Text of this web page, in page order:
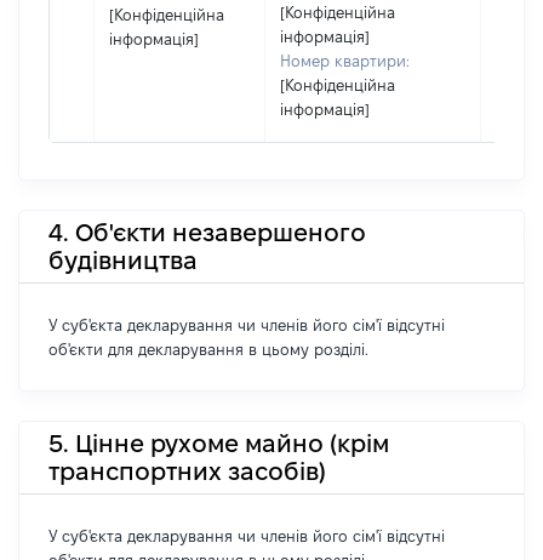
[Конфіденційна
інформація]
[Конфіденційна
інформація]
Номер квартири:
[Конфіденційна
інформація]
4. Об'єкти незавершеного
будівництва
У суб'єкта декларування чи членів його сім'ї відсутні
об'єкти для декларування в цьому розділі.
5. Цінне рухоме майно (крім
транспортних засобів)
У суб'єкта декларування чи членів його сім'ї відсутні